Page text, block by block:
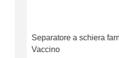
Separatore a schiera
Vaccino